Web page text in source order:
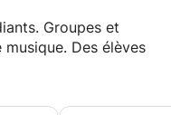
Groupes et
Des élèves